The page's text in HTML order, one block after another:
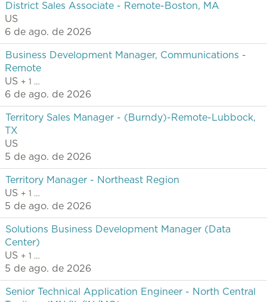
District Sales Associate - Remote-Boston, MA
US
6 de ago. de 2026
Business Development Manager, Communications -
Remote
US + 1 …
6 de ago. de 2026
Territory Sales Manager - (Burndy)-Remote-Lubbock,
TX
US
5 de ago. de 2026
Territory Manager - Northeast Region
US + 1 …
5 de ago. de 2026
Solutions Business Development Manager (Data
Center)
US + 1 …
5 de ago. de 2026
Senior Technical Application Engineer - North Central